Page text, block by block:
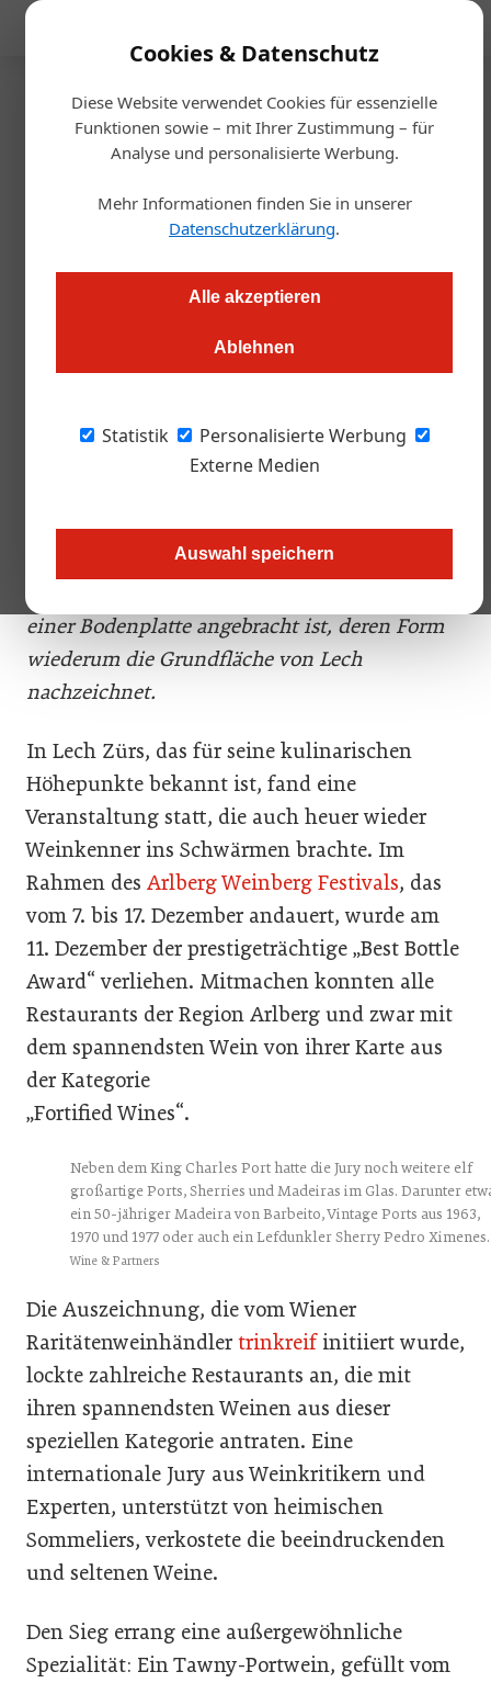
Cookies & Datenschutz
Diese Website verwendet Cookies für essenzielle
Funktionen sowie – mit Ihrer Zustimmung – für
Analyse und personalisierte Werbung.
Mehr Informationen finden Sie in unserer
Datenschutzerklärung.
Alle akzeptieren
Ablehnen
Statistik
Personalisierte Werbung
Externe Medien
Auswahl speichern
Startseite/Handel
„Best Bottle Award 2023“ geht
nach Oberlech
Ein seltener Tawny-Portwein, gereift für einen König, stiehlt
die Show beim prestigeträchtigen Best Bottle Award in Lech
Bild oben: Gerhard Lucian nahm die Trophäe
Markus Hofer gestaltet wurde. Die Plastik
integriert die (leere) Flasche einer Colheita
einer Bodenplatte angebracht ist, deren Form
wiederum die Grundfläche von Lech
nachzeichnet.
In Lech Zürs, das für seine kulinarischen
Höhepunkte bekannt ist, fand eine
Veranstaltung statt, die auch heuer wieder
Weinkenner ins Schwärmen brachte. Im
Rahmen des Arlberg Weinberg Festivals, das
vom 7. bis 17. Dezember andauert, wurde am
11. Dezember der prestigeträchtige „Best Bottle
Award“ verliehen. Mitmachen konnten alle
Restaurants der Region Arlberg und zwar mit
dem spannendsten Wein von ihrer Karte aus
der Kategorie
„Fortified Wines“.
Neben dem King Charles Port hatte die Jury noch weitere elf
großartige Ports, Sherries und Madeiras im Glas. Darunter
ein 50-jähriger Madeira von Barbeito, Vintage Ports aus 1963,
1970 und 1977 oder auch ein Lefdunkler Sherry Pedro
Wine & Partners
Die Auszeichnung, die vom Wiener
Raritätenweinhändler trinkreif initiiert wurde,
lockte zahlreiche Restaurants an, die mit
ihren spannendsten Weinen aus dieser
speziellen Kategorie antraten. Eine
internationale Jury aus Weinkritikern und
Experten, unterstützt von heimischen
Sommeliers, verkostete die beeindruckenden
und seltenen Weine.
Den Sieg errang eine außergewöhnliche
Spezialität: Ein Tawny-Portwein, gefüllt vom